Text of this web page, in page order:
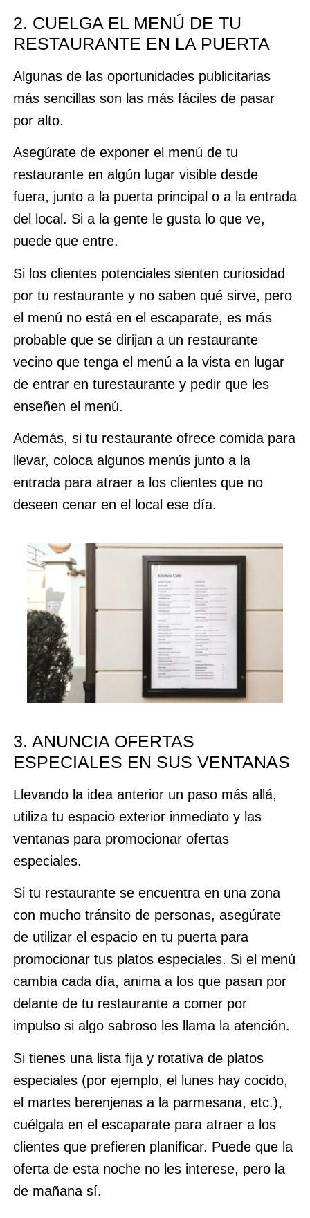
2. CUELGA EL MENÚ DE TU
RESTAURANTE EN LA PUERTA
Algunas de las oportunidades publicitarias
más sencillas son las más fáciles de pasar
por alto.
Asegúrate de exponer el menú de tu
restaurante en algún lugar visible desde
fuera, junto a la puerta principal o a la entrada
del local. Si a la gente le gusta lo que ve,
puede que entre.
Si los clientes potenciales sienten curiosidad
por tu restaurante y no saben qué sirve, pero
el menú no está en el escaparate, es más
probable que se dirijan a un restaurante
vecino que tenga el menú a la vista en lugar
de entrar en turestaurante y pedir que les
enseñen el menú.
Además, si tu restaurante ofrece comida para
llevar, coloca algunos menús junto a la
entrada para atraer a los clientes que no
deseen cenar en el local ese día.
3. ANUNCIA OFERTAS
ESPECIALES EN SUS VENTANAS
Llevando la idea anterior un paso más allá,
utiliza tu espacio exterior inmediato y las
ventanas para promocionar ofertas
especiales.
Si tu restaurante se encuentra en una zona
con mucho tránsito de personas, asegúrate
de utilizar el espacio en tu puerta para
promocionar tus platos especiales. Si el menú
cambia cada día, anima a los que pasan por
delante de tu restaurante a comer por
impulso si algo sabroso les llama la atención.
Si tienes una lista fija y rotativa de platos
especiales (por ejemplo, el lunes hay cocido,
el martes berenjenas a la parmesana, etc.),
cuélgala en el escaparate para atraer a los
clientes que prefieren planificar. Puede que la
oferta de esta noche no les interese, pero la
de mañana sí.